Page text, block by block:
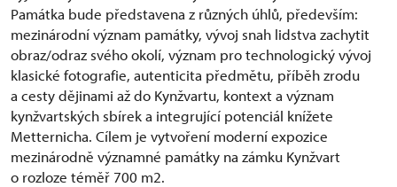
Památka bude představena z různých úhlů, především:
mezinárodní význam památky, vývoj snah lidstva zachytit
obraz/odraz svého okolí, význam pro technologický vývoj
klasické fotografie, autenticita předmětu, příběh zrodu
a cesty dějinami až do Kynžvartu, kontext a význam
kynžvartských sbírek a integrující potenciál knížete
Metternicha. Cílem je vytvoření moderní expozice
mezinárodně významné památky na zámku Kynžvart
o rozloze téměř 700 m2.